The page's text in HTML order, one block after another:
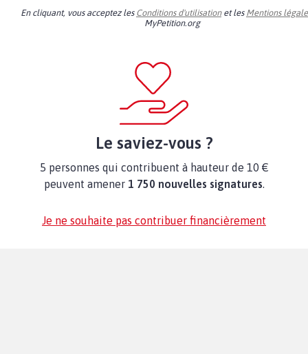
En cliquant, vous acceptez les Conditions d'utilisationet les Mentions
MyPetition.org
Le saviez-vous ?
5 personnes qui contribuent à hauteur de 10 €
peuvent amener 1 750 nouvelles signatures.
Je ne souhaite pas contribuer financièrement